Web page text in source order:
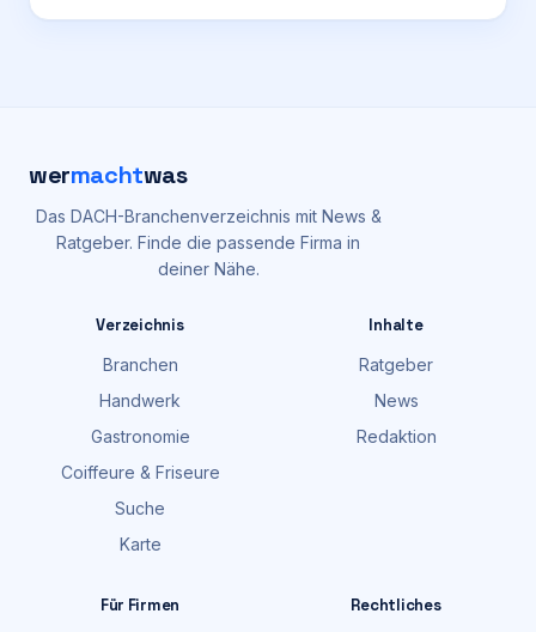
wermachtwas
Das DACH-Branchenverzeichnis mit News &
Ratgeber. Finde die passende Firma in
deiner Nähe.
Verzeichnis
Branchen
Handwerk
Gastronomie
Coiffeure & Friseure
Suche
Karte
Inhalte
Ratgeber
News
Redaktion
Für Firmen Rechtliches